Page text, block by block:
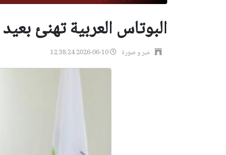
البوتاس العربية تهنئ
خبر و صورة 2026-06-10 12:38:24